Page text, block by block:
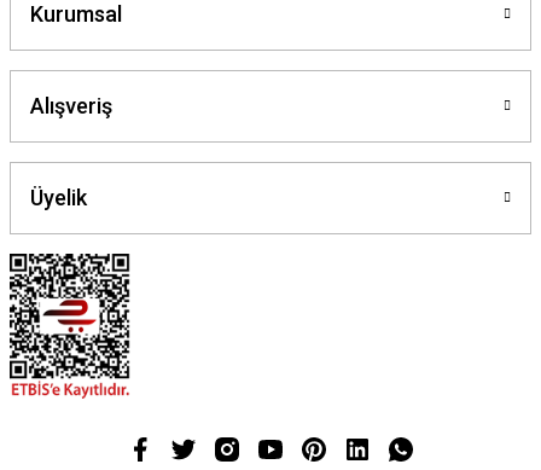
Kurumsal
Alışveriş
Üyelik